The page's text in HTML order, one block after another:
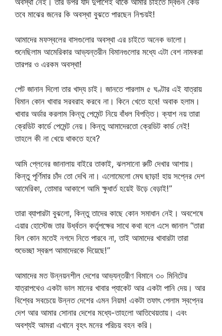
অবস্থা নেই। তার উপর যদি দুপাশেই থাকে আমার চাইতে দ্বিগুন কেউ
তবে মাঝের জনের কি অবস্থা বুঝতে পারছেন নিশ্চয়ই!
আমাদের মফস্বলের বাসগুলোর অবস্থা এর চাইতে অনেক ভালো।
শুনেছিলাম আমেরিকার আভ্যন্তরীন বিমানগুলোর মধ্যে এটা বেশ নামকরা
তারপর ও এরকম অবস্থা!
পেট জানান দিলো তার খাদ্য চাই। জানতে পারলাম ৫ ঘণ্টার এই যাত্রায়
বিমান কোন খাবার সরবরাহ করবে না। কিনে খেতে হবে! অবাক হলাম।
খাবার অর্ডার করলাম কিন্তু পেমেন্ট নিয়ে বাঁধল বিপত্তি। ক্যাশ নয় তারা
ক্রেডিট কার্ডে পেমেন্ট নেয়। কিন্তু আমাদেরতো ক্রেডিট কার্ড নেই!
তাহলে কী না খেয়ে থাকতে হবে?
আমি প্লেনের জানালায় বাইরে তাকাই, ঝলসানো রুটি দেখার আশায়।
কিন্তু পূর্ণিমার চাঁদ তো দেখি না। এলোমেলো মেঘ ছাড়া! হায় সপ্নের দেশ
আমেরিকা, তোমার আকাশে আমি ক্ষুধার্ত হয়েই উড়ে বেড়াই!”
তারা ব্যাপারটা বুঝলো, কিন্তু তাদের কাছে কোন সমাধান নেই। অবশেষে
এয়ার হোস্টেজ তার উর্ধ্বতন কর্তৃপক্ষের সাথে কথা বলে এসে জানাল “তারা
বিল কোন মতেই নগদে নিতে পারবে না, তাই আমাদের খাবারটা তারা
শুভেচ্ছা স্বরূপ আমাদেরকে দিয়েছে!”
আমাদের মত উন্নয়নশীল দেশের আভ্যন্তরীণ বিমানে ৩০ মিনিটের
যাত্রাপথেও একটা ভাল মানের খাবার প্যাকেট আর একটা পানি দেয়। আর
বিশ্বের সবচেয়ে উন্নত দেশের এমন নিয়ম! একটা তফাৎ পেলাম স্বপ্নের
দেশ আর আমার সোনার দেশের মধ্যে-তাহলো আতিথেয়তায়। এবং
অবশ্যই আমরা এখানে বৃহৎ মনের পরিচয় বহন করি।